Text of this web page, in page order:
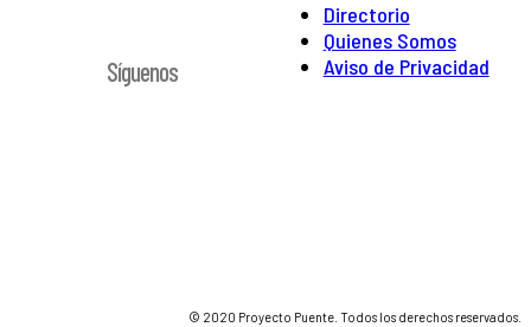
Directorio
Quienes Somos
Aviso de Privacidad
Síguenos
© 2020 Proyecto Puente. Todos los derechos reservados.